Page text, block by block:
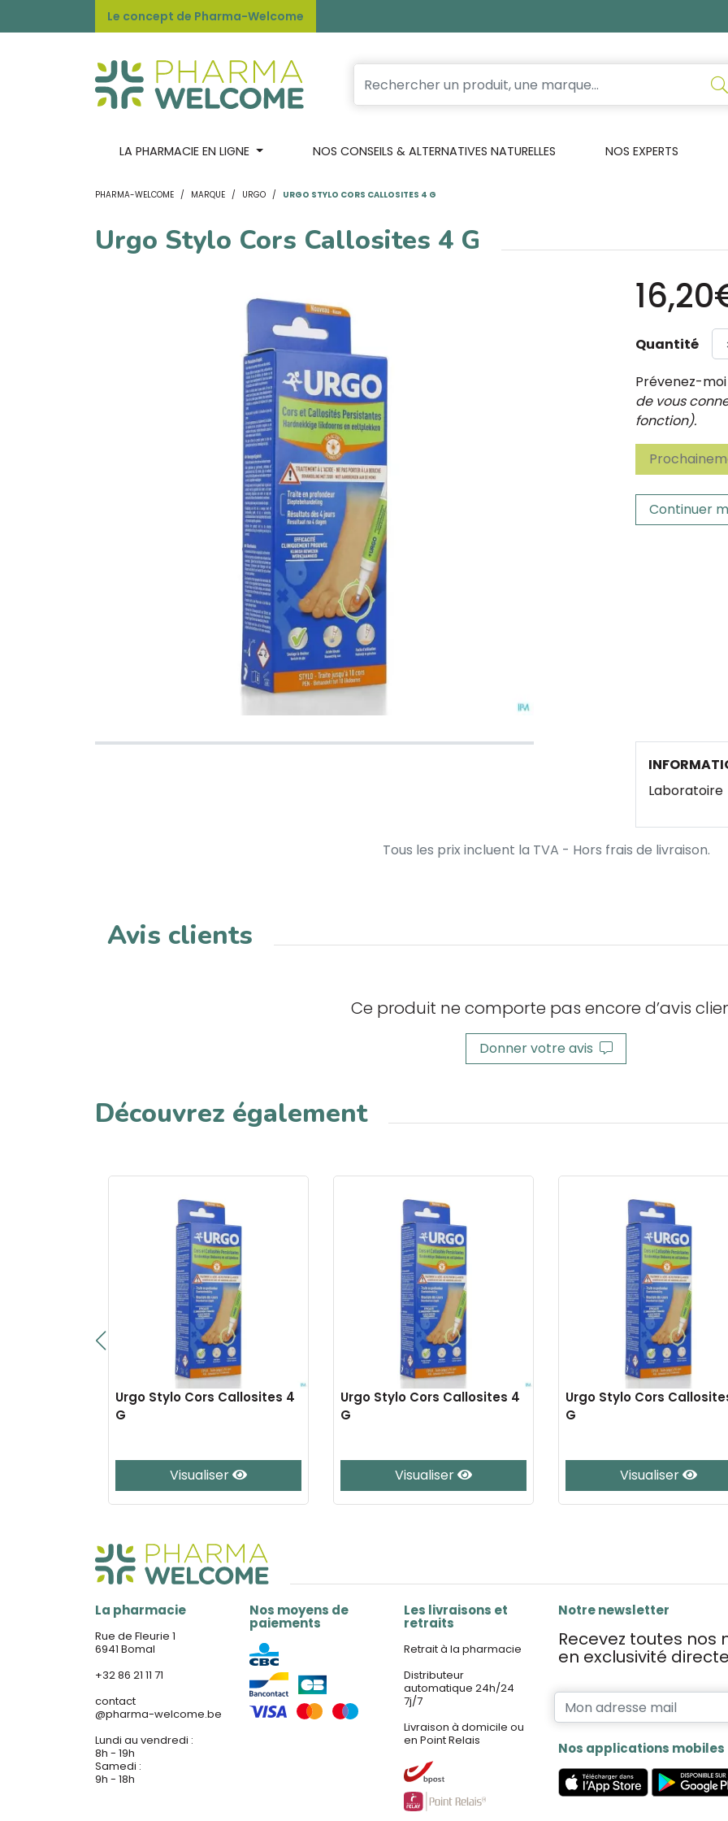
Le concept de Pharma-Welcome
LA PHARMACIE EN LIGNE NOS CONSEILS & ALTERNATIVES NATURELLES NOS EXPERTS
PHARMA-WELCOME MARQUE URGO URGO STYLO CORS CALLOSITES 4 G
Urgo Stylo Cors Callosites 4 G
Quantité
Prévenez-
de vous
fonction).
Continuer
Laboratoire
Tous les prix incluent la TVA - Hors frais de livraison.
Avis clients
Ce produit ne comporte pas encore d’avis
Donner votre avis
Découvrez également
Urgo Stylo Cors Callosites 4
G
Visualiser
Urgo Stylo Cors Callosites 4
G
Visualiser
Urgo Stylo Cors
G
Visualiser
La pharmacie
Rue de Fleurie 1
6941 Bomal
+32 86 21 11 71
contact
@pharma-welcome.be
Lundi au vendredi :
8h - 19h
Samedi :
9h - 18h
Nos moyens de
paiements
Les livraisons et
retraits
Retrait à la pharmacie
Distributeur
automatique 24h/24
7j/7
Livraison à domicile ou
en Point Relais
Notre newsletter
Recevez toutes
en exclusivité
Nos applications mobiles